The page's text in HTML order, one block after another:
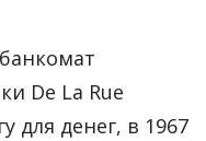
De La Rue
для денег, в 1967